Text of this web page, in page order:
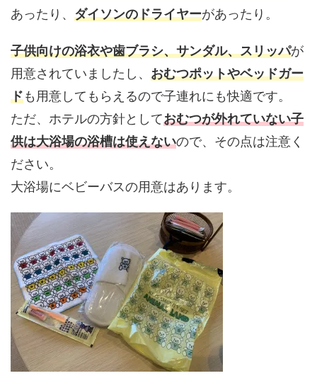
あったり、 ダイソンのドライヤーがあったり。
子供向けの浴衣や歯ブラシ、サンダル、スリッパが
用意されていましたし、 おむつポットやベッドガー
ドも用意してもらえるので子連れにも快適です。
ただ、ホテルの方針としておむつが外れていない子
供は大浴場の浴槽は使えないので、その点は注意く
ださい。
大浴場にベビーバスの用意はあります。